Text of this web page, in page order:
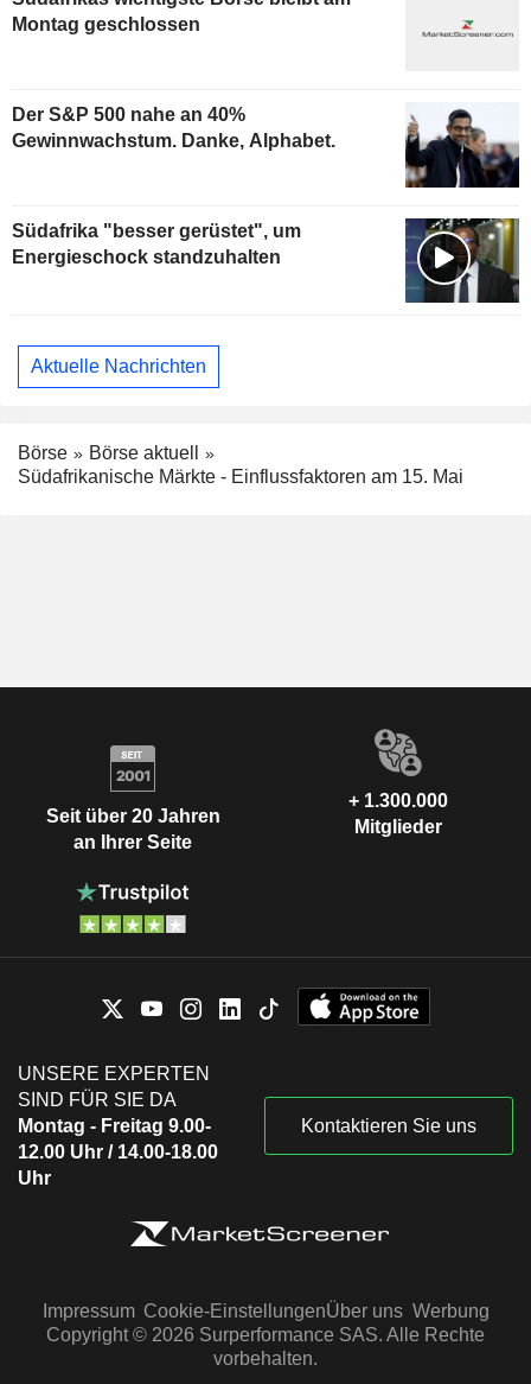
Montag geschlossen
Der S&P 500 nahe an 40%
Gewinnwachstum. Danke, Alphabet.
Südafrika "besser gerüstet", um
Energieschock standzuhalten
Aktuelle Nachrichten
Börse
Börse aktuell
Südafrikanische Märkte - Einflussfaktoren am 15. Mai
Seit über 20 Jahren
an Ihrer Seite
+ 1.300.000
Mitglieder
UNSERE EXPERTEN
SIND FÜR SIE DA
Montag - Freitag 9.00-
12.00 Uhr / 14.00-18.00
Uhr
Kontaktieren Sie uns
Impressum Cookie-EinstellungenÜber uns Werbung
Copyright © 2026 Surperformance SAS. Alle Rechte
vorbehalten.